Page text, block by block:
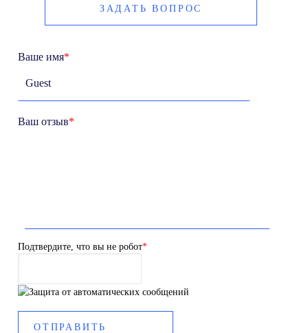
ЗАДАТЬ ВОПРОС
Ваше имя*
Ваш отзыв*
Подтвердите, что вы не робот*